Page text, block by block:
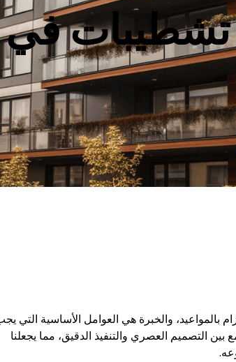
في
بالمواعيد، والخبرة هي العوامل الأساسية التي
التصميم العصري والتنفيذ الدقيق، مما يجعلنا